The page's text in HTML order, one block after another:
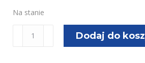
Na stanie
Etykiety
Dodaj do